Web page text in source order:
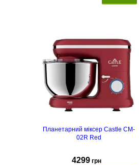
Планетарний міксер Castle CM-
02R Red
4299 грн